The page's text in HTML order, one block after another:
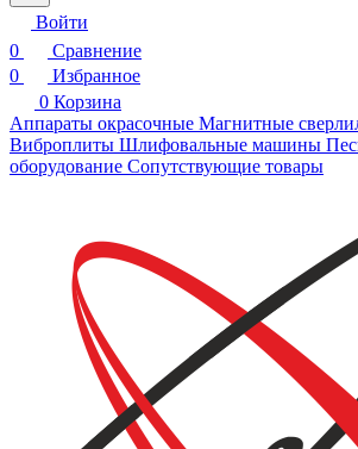
Войти
0
Сравнение
0
Избранное
0 Корзина
Аппараты окрасочные Магнитные
Виброплиты Шлифовальные машины
оборудование Сопутствующие товары